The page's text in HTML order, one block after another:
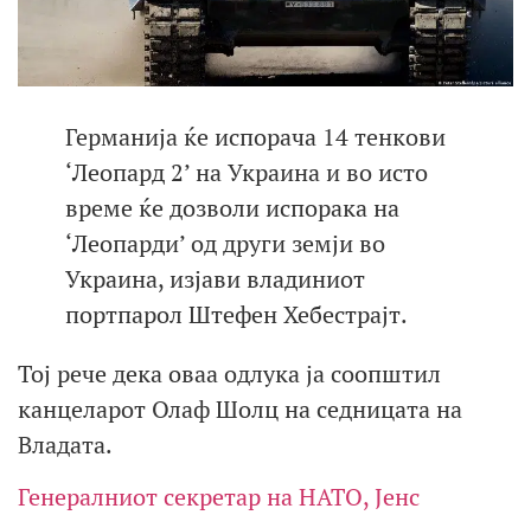
Германија ќе испорача 14 тенкови
‘Леопард 2’ на Украина и во исто
време ќе дозволи испорака на
‘Леопарди’ од други земји во
Украина, изјави владиниот
портпарол Штефен Хебестрајт.
Тој рече дека оваа одлука ја соопштил
канцеларот Олаф Шолц на седницата на
Владата.
Генералниот секретар на НАТО, Јенс